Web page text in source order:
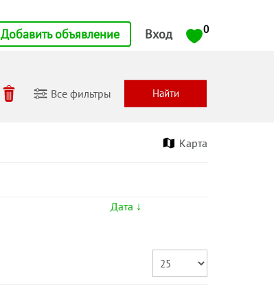
Добавить объявление Вход 0
Все фильтры
Карта
Дата ↓